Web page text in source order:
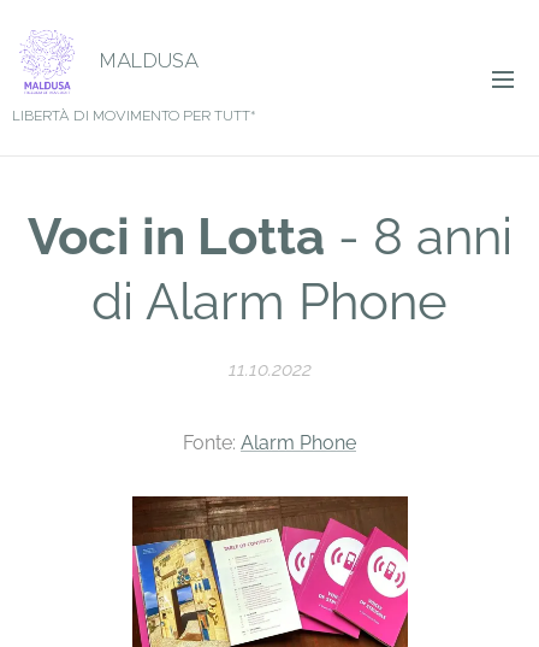
MALDUSA
LIBERTÀ DI MOVIMENTO PER TUTT*
Voci in Lotta - 8 anni
di Alarm Phone
11.10.2022
Fonte: Alarm Phone